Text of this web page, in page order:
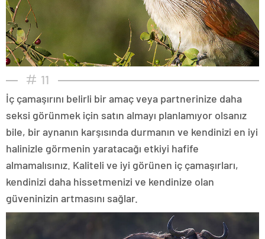
11
İç çamaşırını belirli bir amaç veya partnerinize daha
seksi görünmek için satın almayı planlamıyor olsanız
bile, bir aynanın karşısında durmanın ve kendinizi en iyi
halinizle görmenin yaratacağı etkiyi hafife
almamalısınız. Kaliteli ve iyi görünen iç çamaşırları,
kendinizi daha hissetmenizi ve kendinize olan
güveninizin artmasını sağlar.